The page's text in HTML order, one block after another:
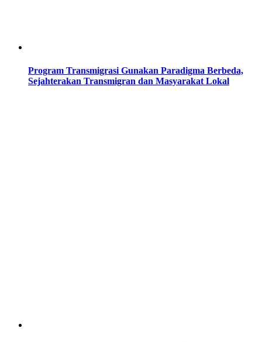
Program Transmigrasi Gunakan Paradigma Berbeda,
Sejahterakan Transmigran dan Masyarakat Lokal